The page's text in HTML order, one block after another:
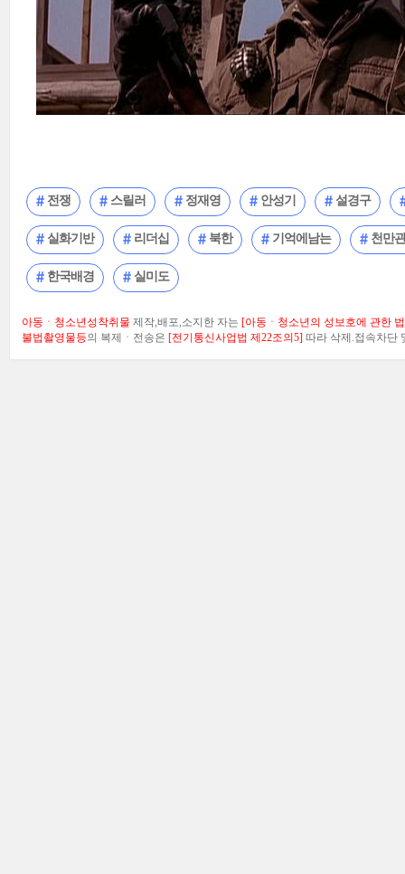
전쟁 스릴러 정재영 안성기 설경구
실화기반 리더십 북한 기억에남는 천만
한국배경 실미도
아동ㆍ청소년성착취물 제작,배포,소지한 자는 [아동ㆍ청소년의 성보호에 관한
불법촬영물등의 복제ㆍ전송은 [전기통신사업법 제22조의5] 따라 삭제.접속차단